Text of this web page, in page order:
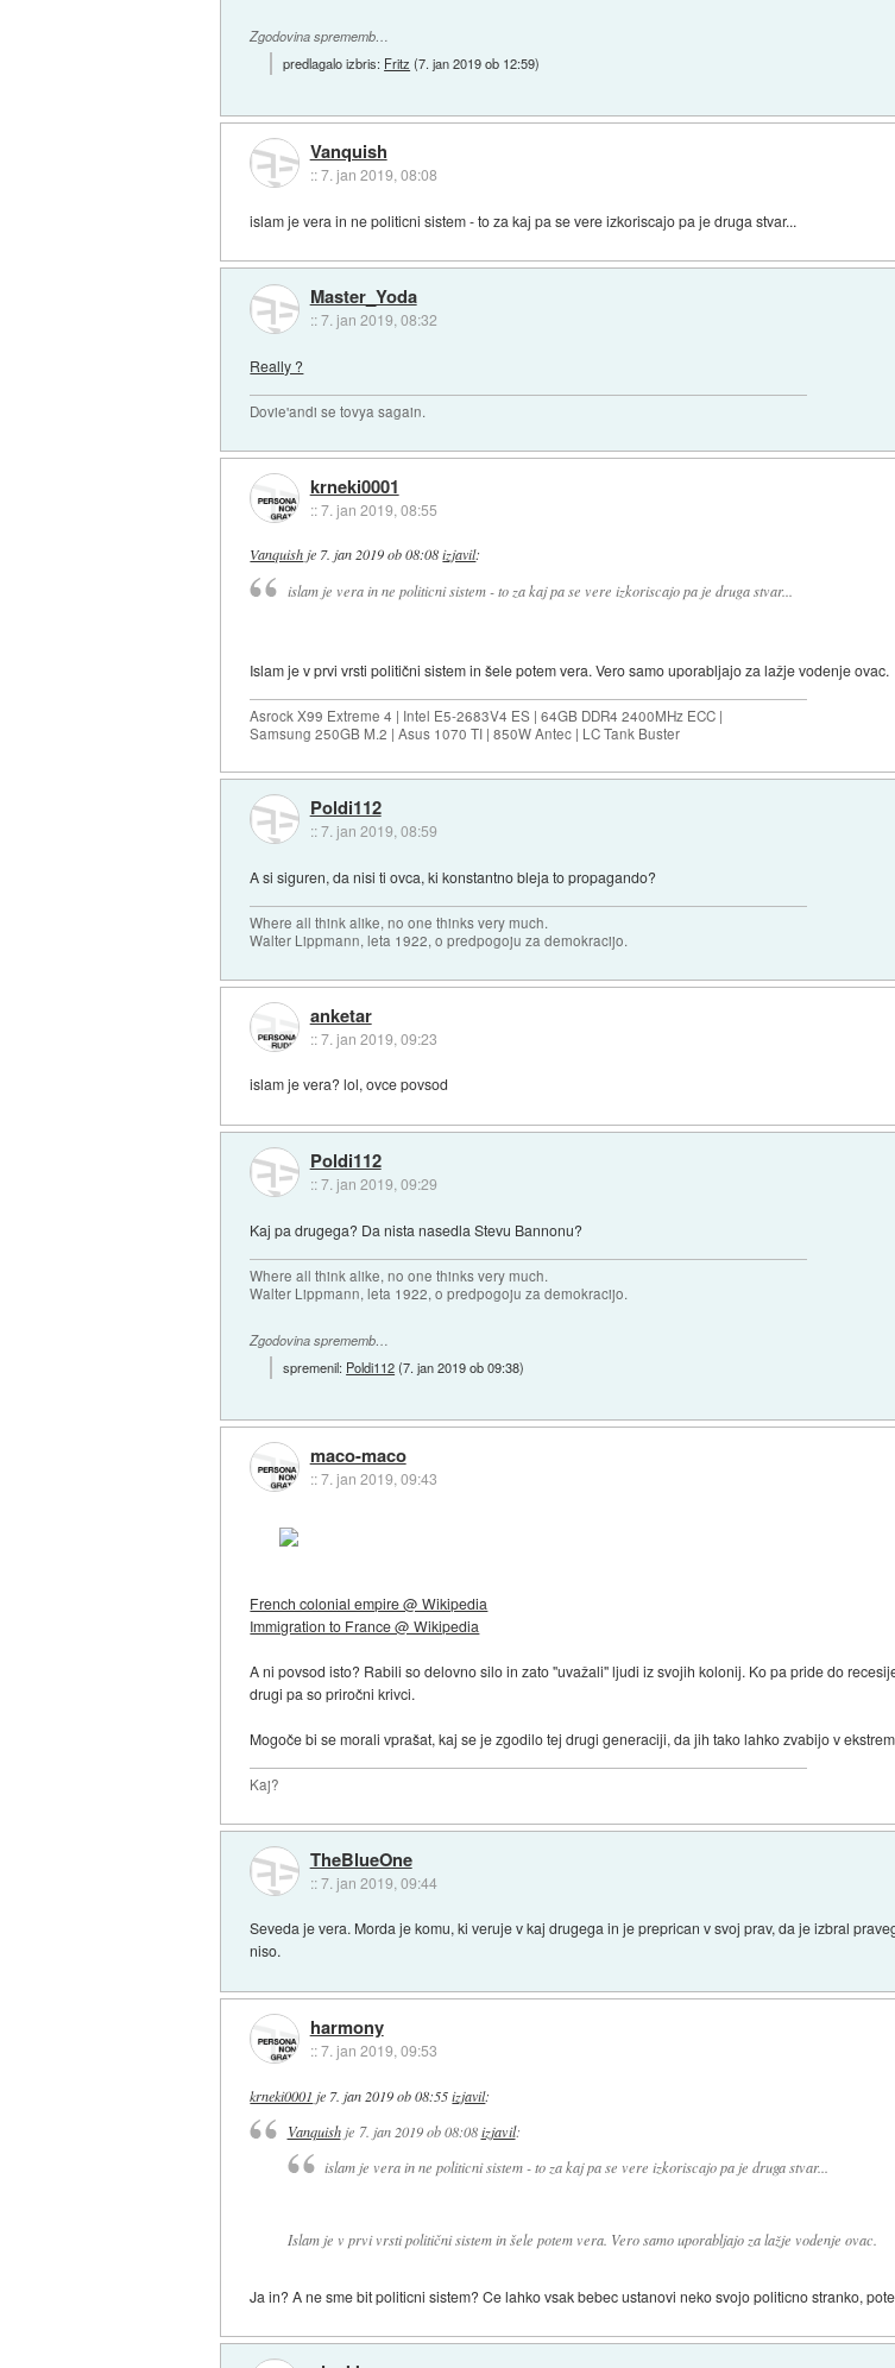
Zgodovina sprememb…
predlagalo izbris: Fritz (7. jan 2019 ob 12:59)
Vanquish
::7. jan 2019, 08:08
islam je vera in ne politicni sistem - to za kaj pa se vere izkoriscajo pa je druga stvar...
Master_Yoda
::7. jan 2019, 08:32
Really ?
Dovie'andi se tovya sagain.
krneki0001
::7. jan 2019, 08:55
Vanquishje 7. jan 2019 ob 08:08 izjavil:
islam je vera in ne politicni sistem - to za kaj pa se vere izkoriscajo pa je druga stvar...
Islam je v prvi vrsti politični sistem in šele potem vera. Vero samo uporabljajo za lažje vodenje ovac.
Asrock X99 Extreme 4 | Intel E5-2683V4 ES | 64GB DDR4 2400MHz ECC |
Samsung 250GB M.2 | Asus 1070 TI | 850W Antec | LC Tank Buster
Poldi112
::7. jan 2019, 08:59
A si siguren, da nisi ti ovca, ki konstantno bleja to propagando?
Where all think alike, no one thinks very much.
Walter Lippmann, leta 1922, o predpogoju za demokracijo.
anketar
::7. jan 2019, 09:23
islam je vera? lol, ovce povsod
Poldi112
::7. jan 2019, 09:29
Kaj pa drugega? Da nista nasedla Stevu Bannonu?
Where all think alike, no one thinks very much.
Walter Lippmann, leta 1922, o predpogoju za demokracijo.
Zgodovina sprememb…
spremenil: Poldi112(7. jan 2019 ob 09:38)
maco-maco
::7. jan 2019, 09:43
French colonial empire @ Wikipedia
Immigration to France @ Wikipedia
A ni povsod isto? Rabili so delovno silo in zato ''uvažali'' ljudi iz svojih kolonij. Ko pa pride do
drugi pa so priročni krivci.
Mogoče bi se morali vprašat, kaj se je zgodilo tej drugi generaciji, da jih tako lahko zvabijo v
Kaj?
TheBlueOne
::7. jan 2019, 09:44
Seveda je vera. Morda je komu, ki veruje v kaj drugega in je preprican v svoj prav, da je izbral
niso.
harmony
::7. jan 2019, 09:53
krneki0001 je 7. jan 2019 ob 08:55 izjavil:
Vanquishje 7. jan 2019 ob 08:08 izjavil:
islam je vera in ne politicni sistem - to za kaj pa se vere izkoriscajo pa je druga stvar...
Islam je v prvi vrsti politični sistem in šele potem vera. Vero samo uporabljajo za lažje vodenje ovac.
Ja in? A ne sme bit politicni sistem? Ce lahko vsak bebec ustanovi neko svojo politicno stranko,